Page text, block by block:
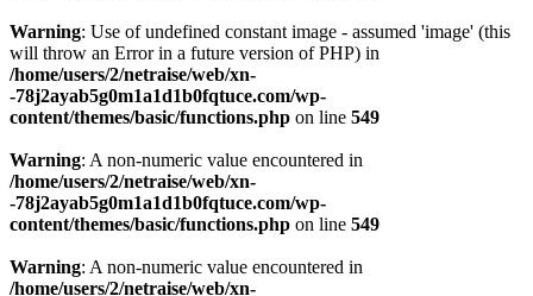
Warning: Use of undefined constant image - assumed 'image' (this
will throw an Error in a future version of PHP) in
/home/users/2/netraise/web/xn-
-78j2ayab5g0m1a1d1b0fqtuce.com/wp-
content/themes/basic/functions.php on line 549
Warning: A non-numeric value encountered in
/home/users/2/netraise/web/xn-
-78j2ayab5g0m1a1d1b0fqtuce.com/wp-
content/themes/basic/functions.php on line 549
Warning: A non-numeric value encountered in
/home/users/2/netraise/web/xn-